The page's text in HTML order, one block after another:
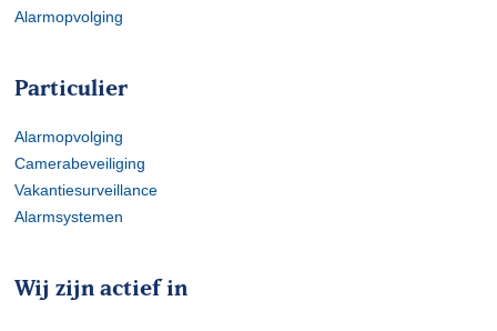
Alarmopvolging
Particulier
Alarmopvolging
Camerabeveiliging
Vakantiesurveillance
Alarmsystemen
Wij zijn actief in